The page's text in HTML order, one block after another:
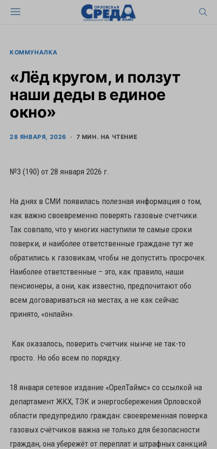
КОММУНАЛКА
«Лёд кругом, и ползут
наши деды в единое
окно»
28 ЯНВАРЯ, 2026 7 МИН. НА ЧТЕНИЕ
№3 (190) от 28 января 2026 г.
На днях в СМИ появилась полезная информация о том,
как важно своевременно поверять газовые счетчики.
Так совпало, что у многих наступили те самые сроки
поверки, и наиболее ответственные граждане тут же
обратились к газовикам, чтобы не допустить просрочек.
Наиболее ответственные – это, как правило, наши
пенсионеры, а они, как известно, предпочитают обо
всем договариваться на местах, а не как сейчас
принято, «онлайн».
Как оказалось, поверить счетчик нынче не так-то
просто. Но обо всем по порядку.
18 января сетевое издание «ОрелТаймс» со ссылкой на
департамент ЖКХ, ТЭК и энергосбережения Орловской
области предупредило граждан: своевременная поверка
газовых счётчиков важна не только для безопасности
граждан, она убережёт от переплат и штрафных санкций